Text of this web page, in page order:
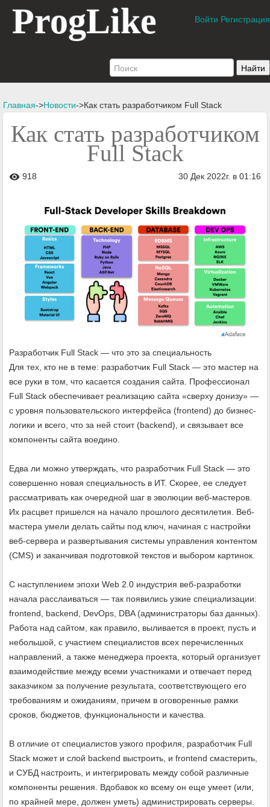
ProgLike Войти Регистрация
Главная->Новости->Как стать разработчиком Full Stack
Как стать разработчиком
Full Stack
visibility 918 30 Дек 2022г. в 01:16
Разработчик Full Stack — что это за специальность
Для тех, кто не в теме: разработчик Full Stack — это мастер на
все руки в том, что касается создания сайта. Профессионал
Full Stack обеспечивает реализацию сайта «сверху донизу» —
с уровня пользовательского интерфейса (frontend) до бизнес-
логики и всего, что за ней стоит (backend), и связывает все
компоненты сайта воедино.
Едва ли можно утверждать, что разработчик Full Stack — это
совершенно новая специальность в ИТ. Скорее, ее следует
рассматривать как очередной шаг в эволюции веб-мастеров.
Их расцвет пришелся на начало прошлого десятилетия. Веб-
мастера умели делать сайты под ключ, начиная с настройки
веб-сервера и развертывания системы управления контентом
(CMS) и заканчивая подготовкой текстов и выбором картинок.
С наступлением эпохи Web 2.0 индустрия веб-разработки
начала расслаиваться — так появились узкие специализации:
frontend, backend, DevOps, DBA (администраторы баз данных).
Работа над сайтом, как правило, выливается в проект, пусть и
небольшой, с участием специалистов всех перечисленных
направлений, а также менеджера проекта, который организует
взаимодействие между всеми участниками и отвечает перед
заказчиком за получение результата, соответствующего его
требованиям и ожиданиям, причем в оговоренные рамки
сроков, бюджетов, функциональности и качества.
В отличие от специалистов узкого профиля, разработчик Full
Stack может и слой backend выстроить, и frontend смастерить,
и СУБД настроить, и интегрировать между собой различные
компоненты решения. Вдобавок ко всему он еще умеет (или,
по крайней мере, должен уметь) администрировать серверы.